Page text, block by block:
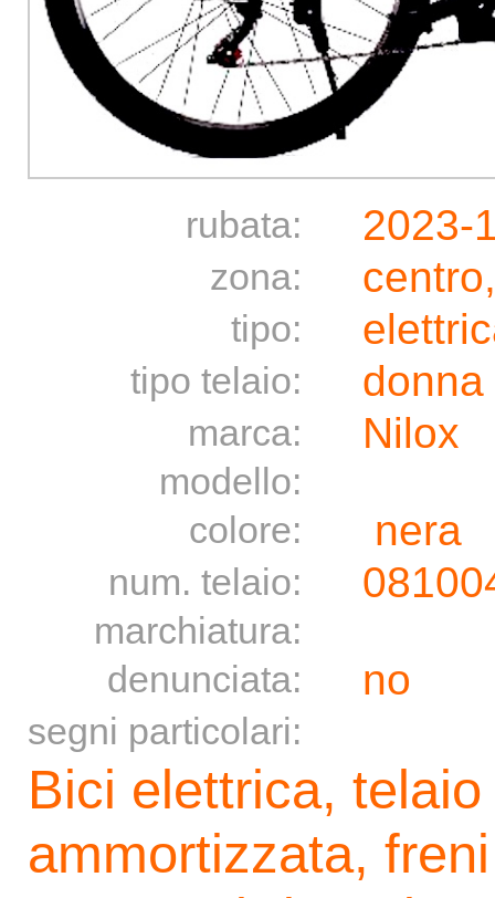
rubata: 2023-
zona:
tipo:
tipo telaio: donna
marca: Nilox
modello:
colore:
nera
num. telaio:
marchiatura:
denunciata:
no
segni particolari:
Bici elettrica,
ammortizzata,